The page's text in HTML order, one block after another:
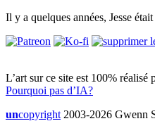
Il y a quelques années, Jesse
L’art sur ce site est 100% réalisé
Pourquoi pas d’IA?
uncopyright 2003-2026 Gwenn